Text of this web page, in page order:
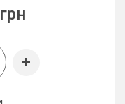
грн